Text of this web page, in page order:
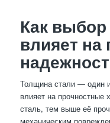
Как
влияет на
Толщина стали — один
влияет на прочностные
сталь, тем выше её